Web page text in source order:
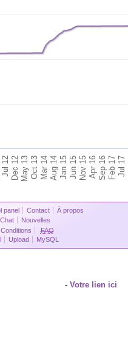
Jul 12Dec 12May 13Oct 13Mar 14Aug 14Jan 15Jun 15Nov 15Apr 16Sep 16Feb 17Jul 17
panel Contact
À propos
Chat
Nouvelles
Conditions
FAQ
Upload MySQL
- Votre lien ici